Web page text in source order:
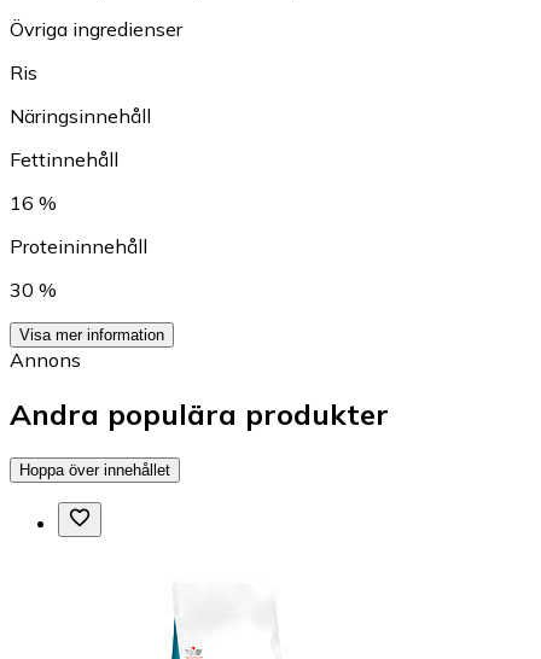
Övriga ingredienser
Ris
Näringsinnehåll
Fettinnehåll
16 %
Proteininnehåll
30 %
Visa mer information
Annons
Andra populära produkter
Hoppa över innehållet